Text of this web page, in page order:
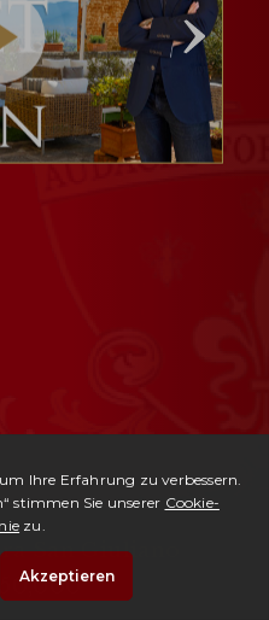
San Giuliano